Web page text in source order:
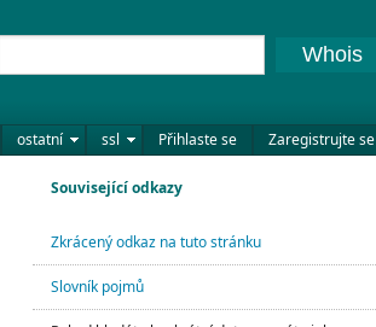
ostatní ssl Přihlaste se Zaregistrujte se
Whois
Související odkazy
Zkrácený odkaz na tuto stránku
Slovník pojmů